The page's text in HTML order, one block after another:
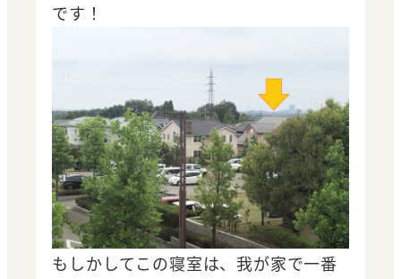
です！
もしかしてこの寝室は、我が家で一番